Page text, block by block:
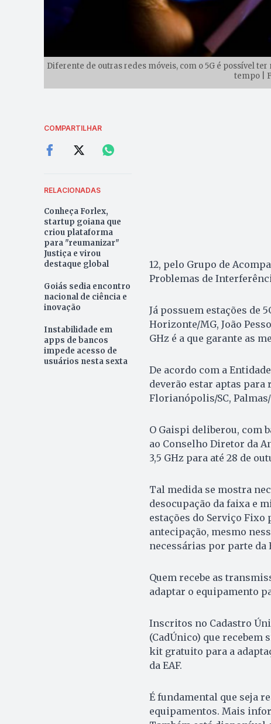
Diferente de outras redes móveis, com o 5G é possível
tempo |
COMPARTILHAR
RELACIONADAS
Conheça Forlex,
startup goiana que
criou plataforma
para "reumanizar"
Justiça e virou
destaque global
Goiás sedia encontro
nacional de ciência e
inovação
Instabilidade em
apps de bancos
impede acesso de
usuários nesta sexta
12, pelo Grupo de
Problemas de
Já possuem estações de
Horizonte/MG, João
GHz é a que garante as
De acordo com a
deverão estar aptas para
Florianópolis/SC,
O Gaispi deliberou, com
ao Conselho Diretor da
3,5 GHz para até 28 de
Tal medida se mostra
desocupação da faixa e
estações do Serviço Fixo
antecipação, mesmo
necessárias por parte da
Quem recebe as
adaptar o equipamento
Inscritos no Cadastro
(CadÚnico) que
kit gratuito para a
da EAF.
É fundamental que seja
equipamentos. Mais